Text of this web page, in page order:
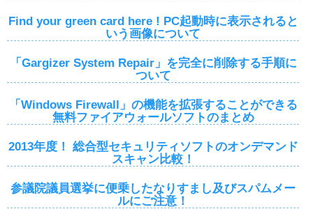
Find your green card here ! PC起動時に表示されると
いう画像について
「Gargizer System Repair」を完全に削除する手順に
ついて
「Windows Firewall」の機能を拡張することができる
無料ファイアウォールソフトのまとめ
2013年度！ 総合型セキュリティソフトのオンデマンド
スキャン比較！
参議院議員選挙に便乗したなりすまし及びスパムメー
ルにご注意！